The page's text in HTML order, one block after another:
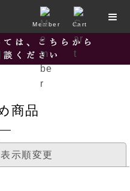
Member Cart
商品
表示順変更